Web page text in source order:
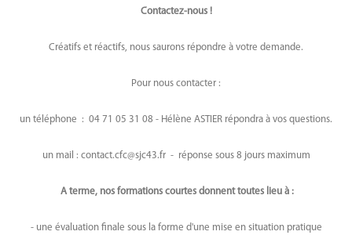
Contactez-nous !
Créatifs et réactifs, nous saurons répondre à votre demande.
Pour nous contacter :
un téléphone : 04 71 05 31 08 - Hélène ASTIER répondra à vos questions.
un mail : contact.cfc@sjc43.fr - réponse sous 8 jours maximum
A terme, nos formations courtes donnent toutes lieu à :
- une évaluation finale sous la forme d'une mise en situation pratique